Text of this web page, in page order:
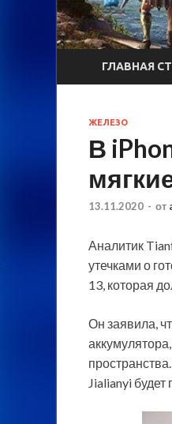
ГЛАВНАЯ
ЖЕЛЕЗО
В
13.11.2020 - от
Аналитик
утечками о
13, которая
Он заявила,
Jialianyi